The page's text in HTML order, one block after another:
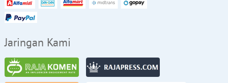
Jaringan Kami